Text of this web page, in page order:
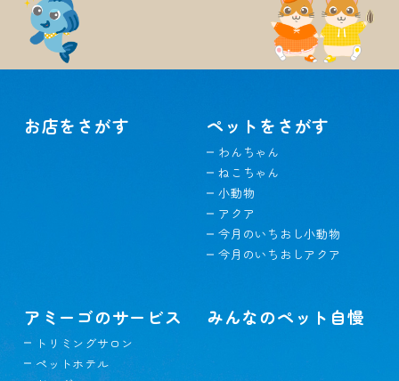
お店をさがす ペットをさがす
わんちゃん
ねこちゃん
小動物
アクア
今月のいちおし小動物
今月のいちおしアクア
アミーゴのサービス
トリミングサロン
ペットホテル
みんなのペット自慢